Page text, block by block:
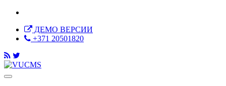
ДЕМО ВЕРСИИ
+371 20501820